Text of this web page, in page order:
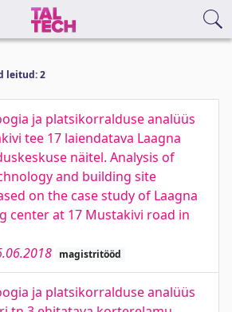
leitud: 2
ja platsikorralduse analüüs
tee 17 laiendatava Laagna
näitel. Analysis of
and building site
on the case study of Laagna
center at 17 Mustakivi road in
magistritööd
ja platsikorralduse analüüs